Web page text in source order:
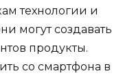
технологии и
могут создавать
продукты.
со смартфона в